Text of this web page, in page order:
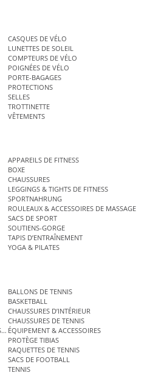
CASQUES DE VÉLO
LUNETTES DE SOLEIL
COMPTEURS DE VÉLO
POIGNÉES DE VÉLO
PORTE-BAGAGES
PROTECTIONS
SELLES
TROTTINETTE
VÊTEMENTS
APPAREILS DE FITNESS
BOXE
CHAUSSURES
LEGGINGS & TIGHTS DE FITNESS
SPORTNAHRUNG
ROULEAUX & ACCESSOIRES DE MASSAGE
SACS DE SPORT
SOUTIENS-GORGE
TAPIS D’ENTRAÎNEMENT
YOGA & PILATES
BALLONS DE TENNIS
BASKETBALL
CHAUSSURES D’INTÉRIEUR
CHAUSSURES DE TENNIS
DE TENNIS
ÉQUIPEMENT & ACCESSOIRES
PROTÈGE TIBIAS
RAQUETTES DE TENNIS
SACS DE FOOTBALL
TENNIS